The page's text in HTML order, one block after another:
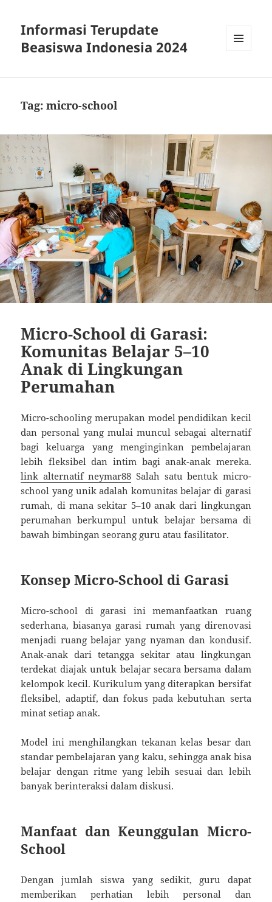
Informasi Terupdate
Beasiswa Indonesia 2024
Tag:micro-school
Micro-School di Garasi:
Komunitas Belajar 5–10
Anak di Lingkungan
Perumahan
Micro-schooling merupakan model pendidikan kecil
dan personal yang mulai muncul sebagai alternatif
bagi keluarga yang menginginkan pembelajaran
lebih fleksibel dan intim bagi anak-anak mereka.
link alternatif neymar88 Salah satu bentuk micro-
school yang unik adalah komunitas belajar di garasi
rumah, di mana sekitar 5–10 anak dari lingkungan
perumahan berkumpul untuk belajar bersama di
bawah bimbingan seorang guru atau fasilitator.
Konsep Micro-School di Garasi
Micro-school di garasi ini memanfaatkan ruang
sederhana, biasanya garasi rumah yang direnovasi
menjadi ruang belajar yang nyaman dan kondusif.
Anak-anak dari tetangga sekitar atau lingkungan
terdekat diajak untuk belajar secara bersama dalam
kelompok kecil. Kurikulum yang diterapkan bersifat
fleksibel, adaptif, dan fokus pada kebutuhan serta
minat setiap anak.
Model ini menghilangkan tekanan kelas besar dan
standar pembelajaran yang kaku, sehingga anak bisa
belajar dengan ritme yang lebih sesuai dan lebih
banyak berinteraksi dalam diskusi.
Manfaat dan Keunggulan Micro-
School
Dengan jumlah siswa yang sedikit, guru dapat
memberikan perhatian lebih personal dan